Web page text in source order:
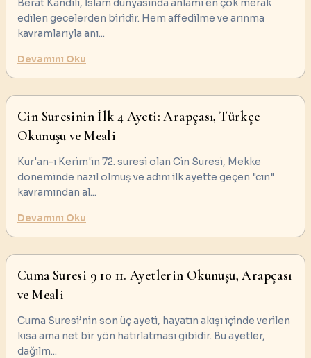
edilen gecelerden biridir. Hem affedilme ve arınma
kavramlarıyla anı...
Devamını Oku
Cin Suresinin İlk 4 Ayeti: Arapçası, Türkçe
Okunuşu ve Meali
Kur'an-ı Kerim'in 72. suresi olan Cin Suresi, Mekke
döneminde nazil olmuş ve adını ilk ayette geçen "cin"
kavramından al...
Devamını Oku
Cuma Suresi 9 10 11. Ayetlerin Okunuşu, Arapçası
ve Meali
Cuma Suresi’nin son üç ayeti, hayatın akışı içinde verilen
kısa ama net bir yön hatırlatması gibidir. Bu ayetler,
dağılm...